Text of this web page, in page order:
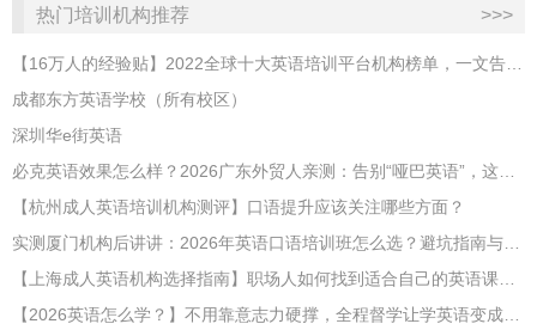
热门培训机构推荐 >>>
【16万人的经验贴】2022全球十大英语培训平台机构榜单，一文告诉你
成都东方英语学校（所有校区）
深圳华e街英语
必克英语效果怎么样？2026广东外贸人亲测：告别“哑巴英语”，这才是成年人最高效的自救指南！
【杭州成人英语培训机构测评】口语提升应该关注哪些方面？
实测厦门机构后讲讲：2026年英语口语培训班怎么选？避坑指南与高效学习新范式
【上海成人英语机构选择指南】职场人如何找到适合自己的英语课程？
【2026英语怎么学？】不用靠意志力硬撑，全程督学让学英语变成日常习惯